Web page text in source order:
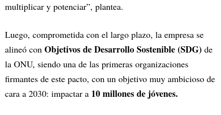
multiplicar y potenciar”, plantea.
Luego, comprometida con el largo plazo, la empresa se
alineó con Objetivos de Desarrollo Sostenible (SDG) de
la ONU, siendo una de las primeras organizaciones
firmantes de este pacto, con un objetivo muy ambicioso de
cara a 2030: impactar a 10 millones de jóvenes.